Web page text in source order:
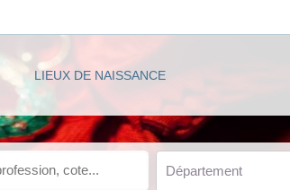
LIEUX DE NAISSANCE
Département